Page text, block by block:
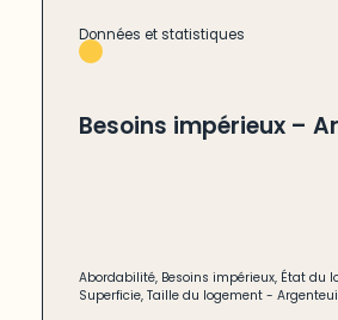
Données et statistiques
Besoins impérieux –
Abordabilité, Besoins impérieux, État du
Superficie,Taille du logement -